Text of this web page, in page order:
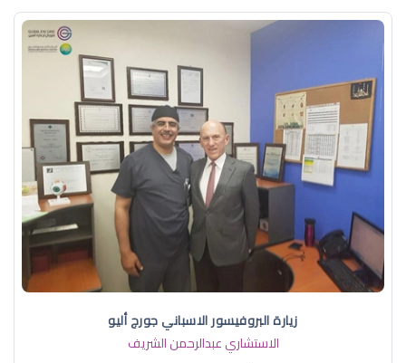
زيارة البروفيسور الاسباني جورج أليو
الاستشاري عبدالرحمن الشريف